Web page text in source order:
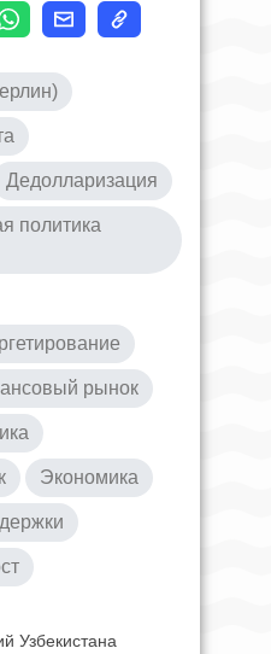
Дедолларизация
политика
рынок
Экономика
Узбекистана